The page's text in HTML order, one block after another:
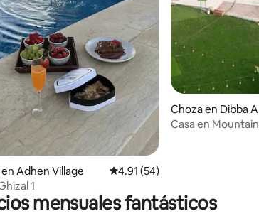
Adhen Village Calificación promedio: 4.91 de
4.91 (54)
1
Choza en Dibba
Casa en Mountain
mensuales fantásticos